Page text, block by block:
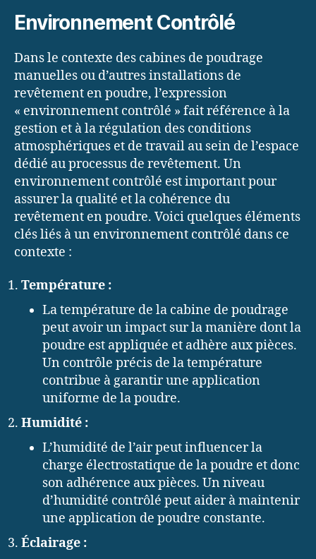
Environnement Contrôlé
Dans le contexte des cabines de poudrage
manuelles ou d’autres installations de
revêtement en poudre, l’expression
« environnement contrôlé » fait référence à la
gestion et à la régulation des conditions
atmosphériques et de travail au sein de l’espace
dédié au processus de revêtement. Un
environnement contrôlé est important pour
assurer la qualité et la cohérence du
revêtement en poudre. Voici quelques éléments
clés liés à un environnement contrôlé dans ce
contexte :
Température :
La température de la cabine de poudrage
peut avoir un impact sur la manière dont la
poudre est appliquée et adhère aux pièces.
Un contrôle précis de la température
contribue à garantir une application
uniforme de la poudre.
Humidité :
L’humidité de l’air peut influencer la
charge électrostatique de la poudre et donc
son adhérence aux pièces. Un niveau
d’humidité contrôlé peut aider à maintenir
une application de poudre constante.
Éclairage :